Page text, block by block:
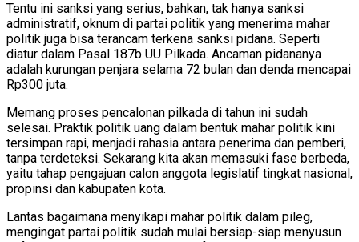
Tentu ini sanksi yang serius, bahkan, tak hanya sanksi
administratif, oknum di partai politik yang menerima mahar
politik juga bisa terancam terkena sanksi pidana. Seperti
diatur dalam Pasal 187b UU Pilkada. Ancaman pidananya
adalah kurungan penjara selama 72 bulan dan denda mencapai
Rp300 juta.
Memang proses pencalonan pilkada di tahun ini sudah
selesai. Praktik politik uang dalam bentuk mahar politik kini
tersimpan rapi, menjadi rahasia antara penerima dan pemberi,
tanpa terdeteksi. Sekarang kita akan memasuki fase berbeda,
yaitu tahap pengajuan calon anggota legislatif tingkat nasional,
propinsi dan kabupaten kota.
Lantas bagaimana menyikapi mahar politik dalam pileg,
mengingat partai politik sudah mulai bersiap-siap menyusun